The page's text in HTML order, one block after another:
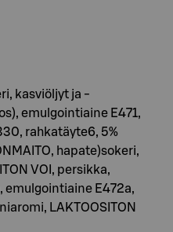
kasviöljyt ja -
emulgointiaine E471,
rahkatäyte6, 5%
hapate)sokeri,
VOI, persikka,
emulgointiaine E472a,
LAKTOOSITON